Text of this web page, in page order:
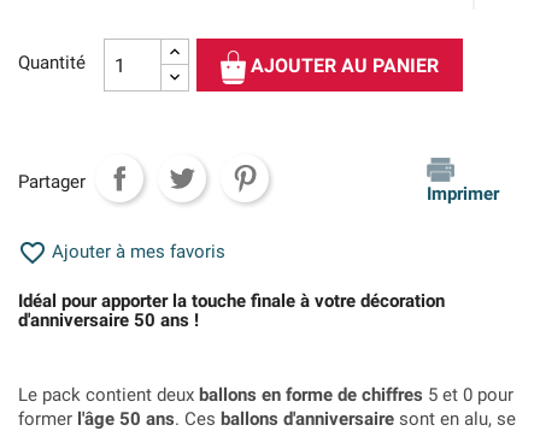
Quantité AJOUTER AU PANIER
Partager
Imprimer
 Ajouter à mes favoris
Idéal pour apporter la touche finale à votre décoration
d'anniversaire 50 ans !
Le pack contient deux ballons en forme de chiffres 5 et 0 pour
former l'âge 50 ans. Ces ballons d'anniversaire sont en alu, se